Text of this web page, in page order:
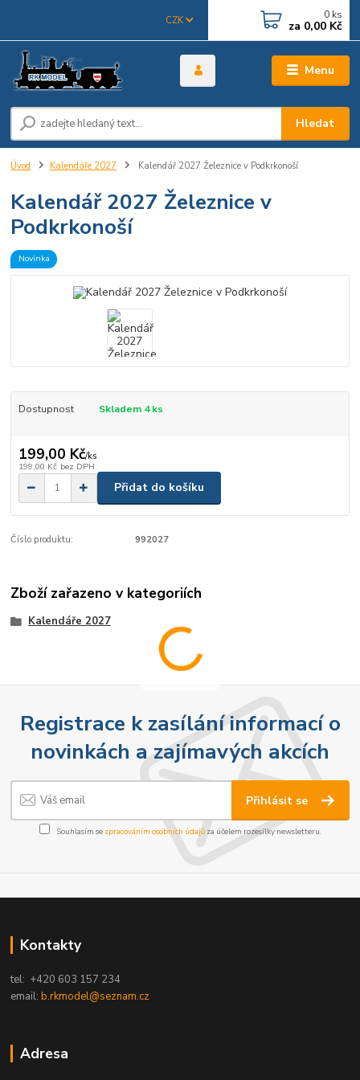
Menu
CZK
Hledat
0 ks
za 0,00 Kč
Úvod Kalendáře 2027 Kalendář 2027 Železnice v Podkrkonoší
Kalendář 2027 Železnice v
Podkrkonoší
Novinka
Dostupnost Skladem 4 ks
199,00 Kč/ks
199,00 Kč bez DPH
Přidat do košíku
Číslo produktu: 992027
Zboží zařazeno v kategoriích
Kalendáře 2027
Registrace k zasílání informací o
novinkách a zajímavých akcích
Přihlásit se
Souhlasím se zpracováním osobních údajůza účelem rozesílky newsletteru.
Kontakty
tel: +420 603 157 234
email:b.rkmodel@seznam.cz
Adresa